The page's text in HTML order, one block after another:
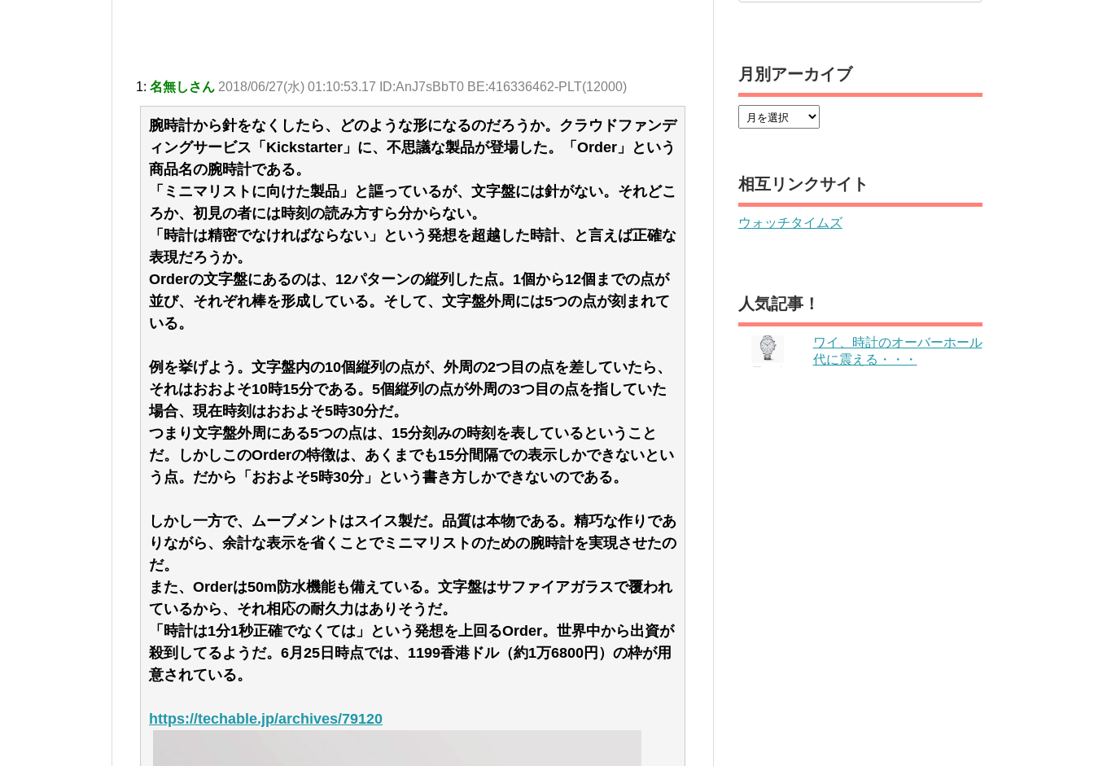
1: 名無しさん 2018/06/27(水) 01:10:53.17 ID:AnJ7sBbT0 BE:416336462-PLT(12000)
腕時計から針をなくしたら、どのような形になるのだろうか。クラウドファンデ
ィングサービス「Kickstarter」に、不思議な製品が登場した。「Order」という
商品名の腕時計である。
「ミニマリストに向けた製品」と謳っているが、文字盤には針がない。それどこ
ろか、初見の者には時刻の読み方すら分からない。
「時計は精密でなければならない」という発想を超越した時計、と言えば正確な
表現だろうか。
Orderの文字盤にあるのは、12パターンの縦列した点。1個から12個までの点が
並び、それぞれ棒を形成している。そして、文字盤外周には5つの点が刻まれて
いる。
例を挙げよう。文字盤内の10個縦列の点が、外周の2つ目の点を差していたら、
それはおおよそ10時15分である。5個縦列の点が外周の3つ目の点を指していた
場合、現在時刻はおおよそ5時30分だ。
つまり文字盤外周にある5つの点は、15分刻みの時刻を表しているということ
だ。しかしこのOrderの特徴は、あくまでも15分間隔での表示しかできないとい
う点。だから「おおよそ5時30分」という書き方しかできないのである。
しかし一方で、ムーブメントはスイス製だ。品質は本物である。精巧な作りであ
りながら、余計な表示を省くことでミニマリストのための腕時計を実現させたの
だ。
また、Orderは50m防水機能も備えている。文字盤はサファイアガラスで覆われ
ているから、それ相応の耐久力はありそうだ。
「時計は1分1秒正確でなくては」という発想を上回るOrder。世界中から出資が
殺到してるようだ。6月25日時点では、1199香港ドル（約1万6800円）の枠が用
意されている。
https://techable.jp/archives/79120
月別アーカイブ
相互リンクサイト
ウォッチタイムズ
人気記事！
ワイ、時計のオーバーホール
代に震える・・・